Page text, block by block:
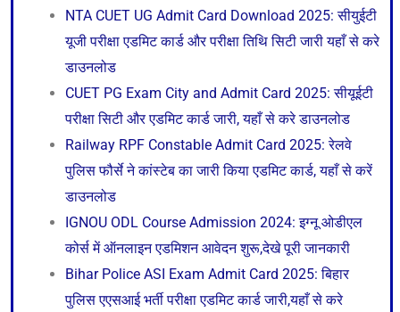
NTA CUET UG Admit Card Download 2025: सीयुईटी
यूजी परीक्षा एडमिट कार्ड और परीक्षा तिथि सिटी जारी यहाँ से करे
डाउनलोड
CUET PG Exam City and Admit Card 2025: सीयूईटी
परीक्षा सिटी और एडमिट कार्ड जारी, यहाँ से करे डाउनलोड
Railway RPF Constable Admit Card 2025: रेलवे
पुलिस फौर्से ने कांस्टेब का जारी किया एडमिट कार्ड, यहाँ से करें
डाउनलोड
IGNOU ODL Course Admission 2024: इग्नू ओडीएल
कोर्स में ऑनलाइन एडमिशन आवेदन शुरू,देखे पूरी जानकारी
Bihar Police ASI Exam Admit Card 2025: बिहार
पुलिस एएसआई भर्ती परीक्षा एडमिट कार्ड जारी,यहाँ से करे